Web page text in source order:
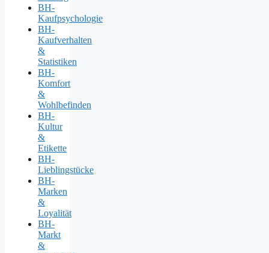
BH-
Kaufpsychologie
BH-
Kaufverhalten
&
Statistiken
BH-
Komfort
&
Wohlbefinden
BH-
Kultur
&
Etikette
BH-
Lieblingstücke
BH-
Marken
&
Loyalität
BH-
Markt
&